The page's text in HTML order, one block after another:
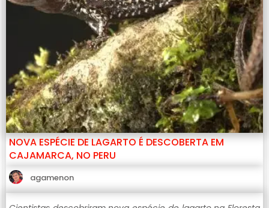
NOVA ESPÉCIE DE LAGARTO É DESCOBERTA EM
CAJAMARCA, NO PERU
agamenon